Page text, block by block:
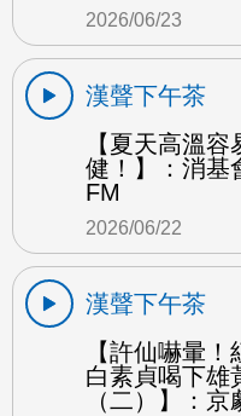
2026/06/23
漢聲下午茶
【夏天高溫
健！】：消基
FM
2026/06/22
漢聲下午茶
【許仙嚇暈
白素貞喝下雄
（二）】：